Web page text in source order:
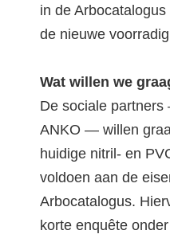
in de
de nieuwe
Wat willen we
De sociale
ANKO — willen
huidige nitril- en
voldoen aan de
Arbocatalogus.
korte enquête